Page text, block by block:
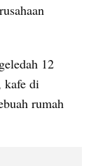
12
kafe di
rumah